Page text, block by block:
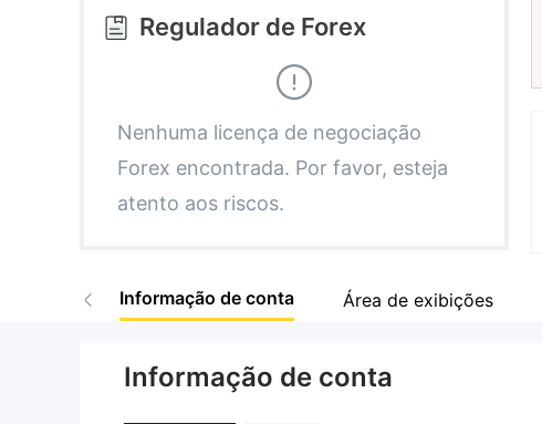
4
6
7
9
2
4
5
6
7
8
2
4
5
6
7
8
Regulador de Forex
Nenhuma licença de negociação
Forex encontrada. Por favor, esteja
atento aos riscos.
Informação de conta Área de exibições
Informação de conta